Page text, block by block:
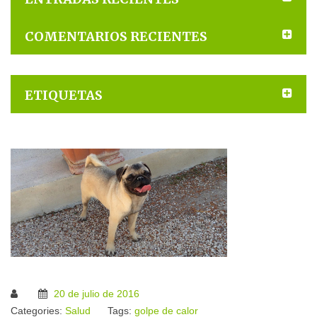
COMENTARIOS RECIENTES
ETIQUETAS
20 de julio de 2016
Categories: Salud Tags: golpe de calor